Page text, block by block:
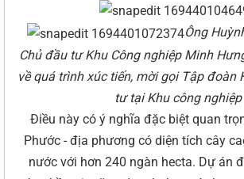
Ông
Chủ đầu tư Khu Công nghiệp Minh
về quá trình xúc tiến, mời gọi Tập đoàn
tư tại Khu công nghiệp
Điều này có ý nghĩa đặc biệt quan
Phước - địa phương có diện tích cây
nước với hơn 240 ngàn hecta. Dự án